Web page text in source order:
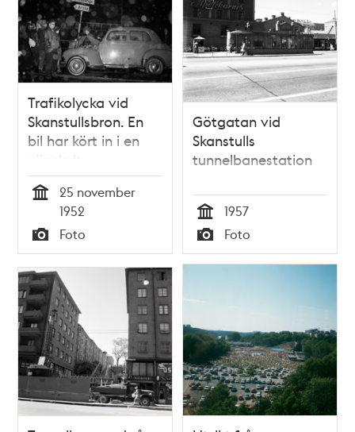
Trafikolycka vid
Skanstullsbron. En
bil har kört in i en
vägskylt
25 november
1952
Typ
Foto
Götgatan vid
Skanstulls
tunnelbanestation
Tid
1957
Typ
Foto